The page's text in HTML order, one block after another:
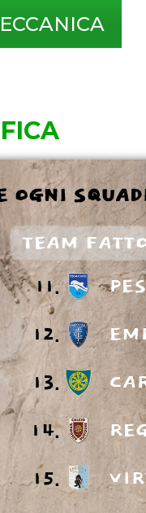
TEAM
11.
12.
13.
14.
15.